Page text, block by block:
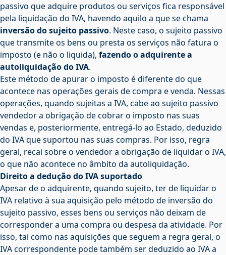
passivo que adquire produtos ou serviços fica responsável
pela liquidação do IVA, havendo aquilo a que se chama
inversão do sujeito passivo. Neste caso, o sujeito passivo
que transmite os bens ou presta os serviços não fatura o
imposto (e não o liquida), fazendo o adquirente a
autoliquidação do IVA.
Este método de apurar o imposto é diferente do que
acontece nas operações gerais de compra e venda. Nessas
operações, quando sujeitas a IVA, cabe ao sujeito passivo
vendedor a obrigação de cobrar o imposto nas suas
vendas e, posteriormente, entregá-lo ao Estado, deduzido
do IVA que suportou nas suas compras. Por isso, regra
geral, recai sobre o vendedor a obrigação de liquidar o IVA,
o que não acontece no âmbito da autoliquidação.
Direito a dedução do IVA suportado
Apesar de o adquirente, quando sujeito, ter de liquidar o
IVA relativo à sua aquisição pelo método de inversão do
sujeito passivo, esses bens ou serviços não deixam de
corresponder a uma compra ou despesa da atividade. Por
isso, tal como nas aquisições que seguem a regra geral, o
IVA correspondente pode também ser deduzido ao IVA a